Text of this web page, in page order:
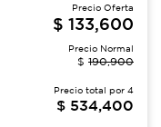
Precio Oferta
$ 133,600
Precio Normal
$ 190,900
Precio total por 4
$ 534,400